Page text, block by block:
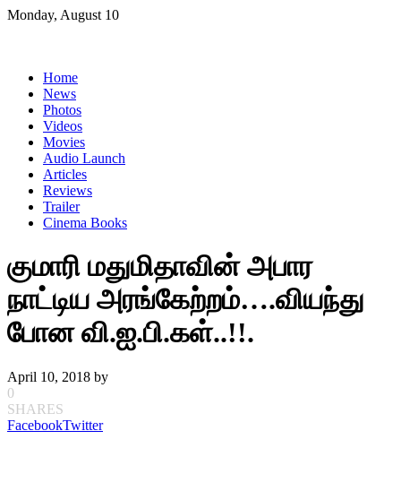
Skip
Monday, August 10
Home
News
Photos
Videos
Movies
Audio Launch
Articles
Reviews
Trailer
Cinema Books
குமாரி மதுமிதாவின் அபார
நாட்டிய அரங்கேற்றம்….வியந்து
போன வி.ஐ.பி.கள்..!!.
April 10, 2018 by
0
SHARES
FacebookTwitter